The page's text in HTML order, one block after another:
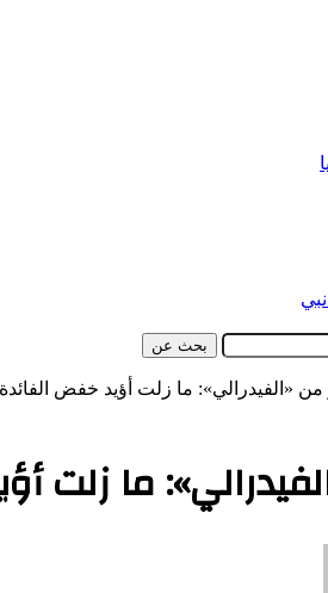
بحث عن
من «الفيدرالي»: ما زلت أؤيد خفض
ما زلت